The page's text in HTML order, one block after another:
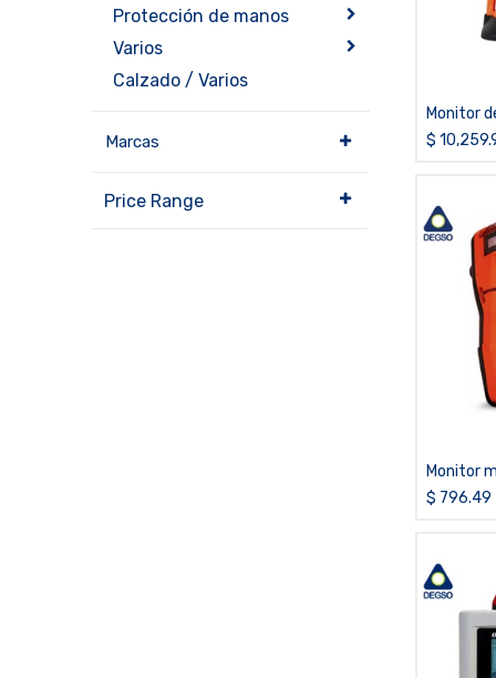
Protección de manos
Varios
Calzado / Varios
Marcas
Price Range
Monitor
$
Monitor
de CO/H2
$ 796.49